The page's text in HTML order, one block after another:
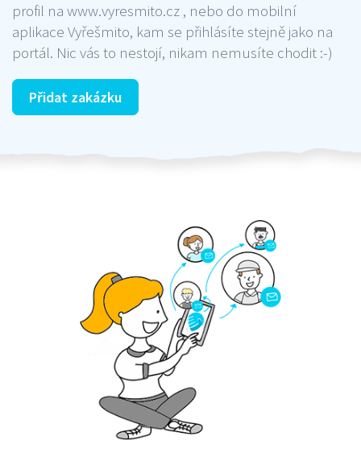
profil na www.vyresmito.cz , nebo do mobilní
aplikace Vyřešmito, kam se přihlásíte stejně jako na
portál. Nic vás to nestojí, nikam nemusíte chodit :-)
Přidat zakázku